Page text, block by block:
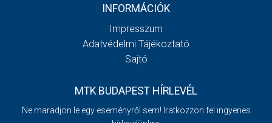
INFORMÁCIÓK
Impresszum
Adatvédelmi Tájékoztató
Sajtó
MTK BUDAPEST HÍRLEVÉL
Ne maradjon le egy eseményről sem! Iratkozzon fel ingyenes